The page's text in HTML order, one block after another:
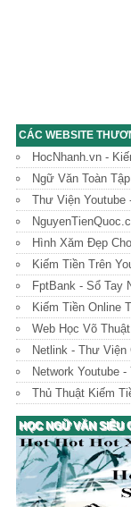
CÁC WEBSITE
HocNhanh.vn -
Ngữ Văn Toàn
Thư Viện Youtube
Hình Xăm Đẹp
Kiếm Tiền Trên
FptBank - Sổ Tay
Kiếm Tiền Online
Web Học Võ Thuật
Netlink - Thư Viện
Network Youtube
Thủ Thuật Kiếm
HỌC NGỮ VĂN SIÊU